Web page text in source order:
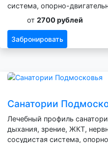
система, опорно-
от 2700 рублей
Забронировать
Санатории
Лечебный профиль
дыхания, зрение, ЖКТ,
сосудистая система,